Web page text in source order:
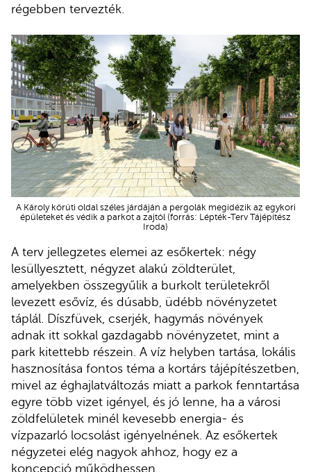
régebben tervezték.
A Károly körúti oldal széles járdáján a pergolák megidézik az egykori
épületeket és védik a parkot a zajtól (forrás: Lépték-Terv Tájépítész
Iroda)
A terv jellegzetes elemei az esőkertek: négy
lesüllyesztett, négyzet alakú zöldterület,
amelyekben összegyűlik a burkolt területekről
levezett esővíz, és dúsabb, üdébb növényzetet
táplál. Díszfüvek, cserjék, hagymás növények
adnak itt sokkal gazdagabb növényzetet, mint a
park kitettebb részein. A víz helyben tartása, lokális
hasznosítása fontos téma a kortárs tájépítészetben,
mivel az éghajlatváltozás miatt a parkok fenntartása
egyre több vizet igényel, és jó lenne, ha a városi
zöldfelületek minél kevesebb energia- és
vízpazarló locsolást igényelnének. Az esőkertek
négyzetei elég nagyok ahhoz, hogy ez a
koncepció működhessen.